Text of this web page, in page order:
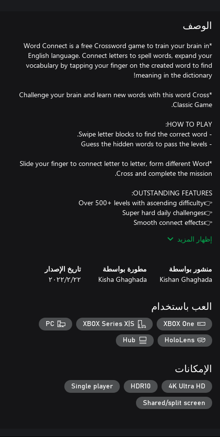
الوصف
*Word Connect is a free Crossword game to train your brain in
English language. Connect letters to spell words, expand your
vocabulary by tapping your finger on the created word to find
*Challenge your brain and learn new words with this word Cross
*Slide your finger to connect letter to letter, form different Word
Hope You enjoy game and rate us.
إظهار المزيد
منشور بواسطة
Kishan Ghaghada
مطورة بواسطة
Kisha Ghaghada
تاريخ الإصدار
٢٢‏/٢‏/٢٠٢٢
العب باستخدام
XBOX One
XBOX Series X|S
PC
HoloLens
Hub
الإمكانات
4K Ultra HD
HDR10
Single player
Shared/split screen